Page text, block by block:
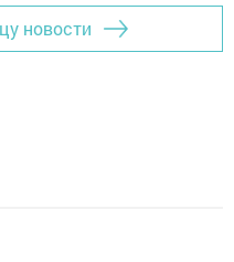
новости